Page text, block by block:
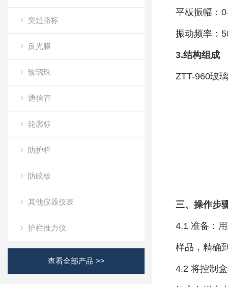
突起路标
反光膜
玻璃珠
通信管
轮廓标
防护栏
防眩板
其他仪器仪表
护栏推力仪
查看全部产品 >>
平板振幅：
振动频率：
3.结构组成
ZTT-960玻
三、 操作步
4.1 准备：
样品，精确
4.2 将控制